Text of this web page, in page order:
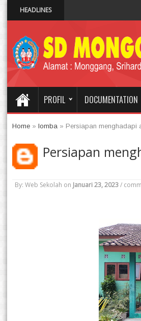
HEADLINES
PROFIL DOCUMENTATION
Home » lomba » Persiapan menghadapi
Persiapan
By: Web Sekolah on Januari 23, 2023/